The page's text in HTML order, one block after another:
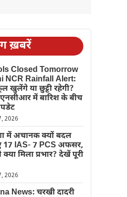
ख़बरें
Closed Tomorrow
NCR Rainfall Alert:
खुलेंगे या छुट्टी रहेगी?
एनसीआर में बारिश के बीच
2026
में अचानक क्यों बदल
17 IAS- 7 PCS अफसर,
मिला प्रभार? देखें पूरी
2026
News: चरखी दादरी